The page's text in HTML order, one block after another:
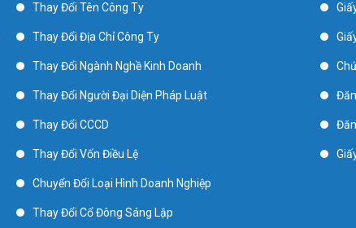
Thay Đổi Tên Công Ty
Thay Đổi Địa Chỉ Công Ty
Thay Đổi Ngành Nghề Kinh Doanh
Thay Đổi Người Đại Diện Pháp Luật
Thay Đổi CCCD
Thay Đổi Vốn Điều Lệ
Chuyển Đổi Loại Hình Doanh Nghiệp
Thay Đổi Cổ Đông Sáng Lập